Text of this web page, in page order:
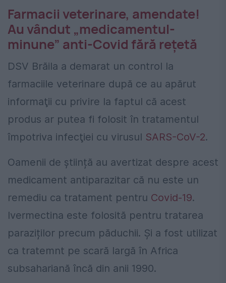
Farmacii veterinare, amendate!
Au vândut „medicamentul-
minune” anti-Covid fără reţetă
DSV Brăila a demarat un control la
farmaciile veterinare după ce au apărut
informaţii cu privire la faptul că acest
produs ar putea fi folosit în tratamentul
împotriva infecţiei cu virusul SARS-CoV-2.
Oamenii de știință au avertizat despre acest
medicament antiparazitar că nu este un
remediu ca tratament pentru Covid-19.
Ivermectina este folosită pentru tratarea
paraziților precum păduchii. Şi a fost utilizat
ca tratemnt pe scară largă în Africa
subsahariană încă din anii 1990.